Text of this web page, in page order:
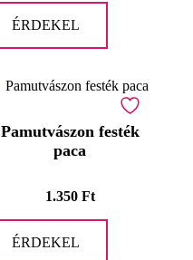
ÉRDEKEL
Pamutvászon festék
paca
1.350 Ft
ÉRDEKEL